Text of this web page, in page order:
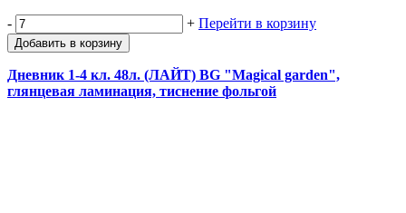
- + Перейти в корзину
Добавить в корзину
Дневник 1-4 кл. 48л. (ЛАЙТ) BG "Magical garden",
глянцевая ламинация, тиснение фольгой